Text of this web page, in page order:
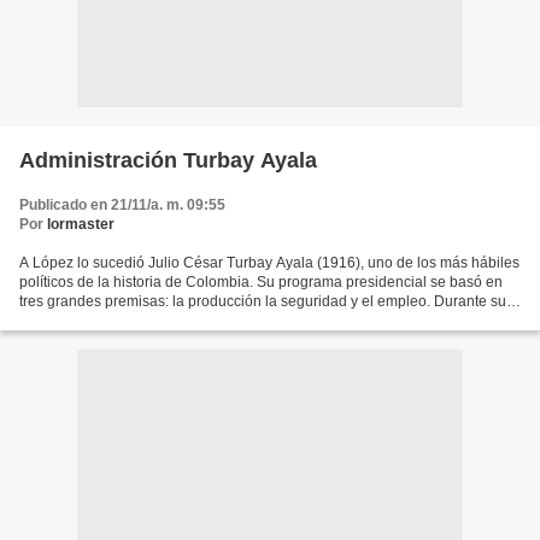
Administración Turbay Ayala
Publicado en 21/11/a. m. 09:55
Por lormaster
A López lo sucedió Julio César Turbay Ayala (1916), uno de los más hábiles
políticos de la historia de Colombia. Su programa presidencial se basó en
tres grandes premisas: la producción la seguridad y el empleo. Durante su